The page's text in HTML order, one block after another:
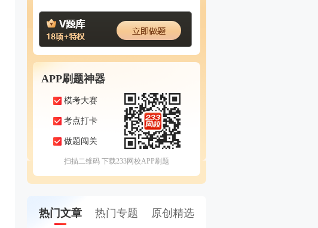
APP刷题神器
模考大赛
考点打卡
做题闯关
扫描二维码 下载233网校APP刷题
热门文章 热门专题 原创精选